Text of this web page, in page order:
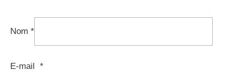
Nom *
E-mail *